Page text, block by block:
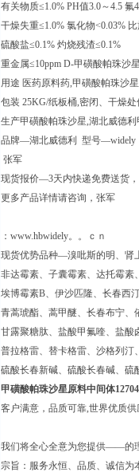
有关物质≤1.0% PH值3.0～4.5 氟
干燥失重≤1.0% 氯化物<0.03% 比
硫酸盐≤0.1% 灼烧残渣≤0.1%
重金属≤10ppm D-甲磺酸帕珠沙
用途 医药原料药,甲磺酸帕珠沙
包装 25KG/纸板桶,密闭、干燥
生产甲磺酸帕珠沙星,湖北威德
品牌—湖北威德利 型号—widely
张军
现货报价—3天内快递免费送货
更多产品详情请咨询，张军
：www.hbwidely。。ｃｎ
现货优势品种—溴吡斯的明、肾
非达霉素、子囊霉素、达托霉素
埃博霉素B、伊沙匹隆、长春西
青蒿琥酯、蒿甲醚、长春布宁
甘露聚糖肽、盐酸甲氟喹、盐酸
普拉格雷、替卡格雷、沙格列汀
硫酸长春新碱、硫酸长春碱、硫
甲磺酸帕珠沙星原料中间体
客户满意，品质可靠,世界优质
我们将全心全意为您提供——的
宗旨：服务永恒、品质、诚信